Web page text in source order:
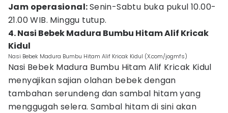
Jam operasional:Senin-Sabtu buka pukul 10.00-
21.00 WIB. Minggu tutup.
4. Nasi Bebek Madura Bumbu Hitam Alif Kricak
Kidul
Nasi Bebek Madura Bumbu Hitam Alif Kricak Kidul (X.com/jogmfs)
Nasi Bebek Madura Bumbu Hitam Alif Kricak Kidul
menyajikan sajian olahan bebek dengan
tambahan serundeng dan sambal hitam yang
menggugah selera. Sambal hitam di sini akan